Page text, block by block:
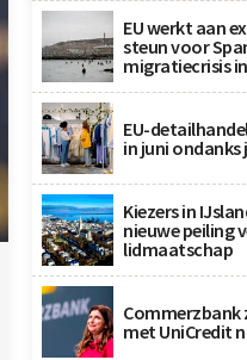
EU werkt aan
steun voor
migratiecrisis
EU-
in juni ondanks
Kiezers in
nieuwe peiling
lidmaatschap
met UniCredit